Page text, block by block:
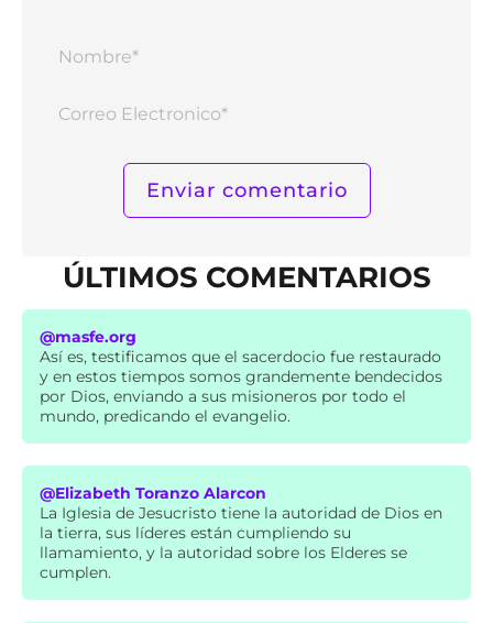
ÚLTIMOS COMENTARIOS
@masfe.org
Así es, testificamos que el sacerdocio fue restaurado
y en estos tiempos somos grandemente bendecidos
por Dios, enviando a sus misioneros por todo el
mundo, predicando el evangelio.
@Elizabeth Toranzo Alarcon
La Iglesia de Jesucristo tiene la autoridad de Dios en
la tierra, sus líderes están cumpliendo su
llamamiento, y la autoridad sobre los Elderes se
cumplen.